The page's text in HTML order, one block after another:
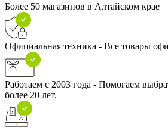
Более 50 магазинов в Алтайском крае
Официальная техника - Все товары
Работаем с 2003 года - Помогаем
более 20 лет.